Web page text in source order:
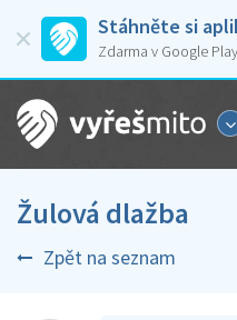
Stáhněte si
Zdarma v Google Play
Žulová dlažba
Zpět na seznam